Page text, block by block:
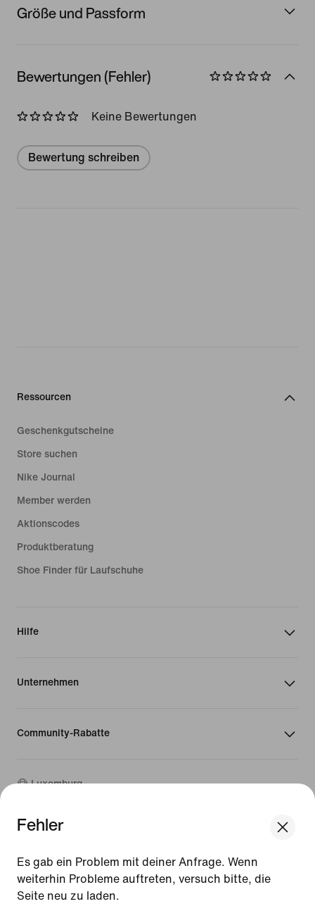
Update your location?
Luxemburg
Fehler
Es gab ein Problem mit deiner Anfrage. Wenn
weiterhin Probleme auftreten, versuch bitte, die
Seite neu zu laden.
Größe und Passform
Bewertungen (Fehler)
Keine Bewertungen
Bewertung schreiben
Ressourcen
Geschenkgutscheine
Store suchen
Nike Journal
Member werden
Aktionscodes
Produktberatung
Shoe Finder für Laufschuhe
Hilfe
Unternehmen
Community-Rabatte
Luxemburg
© 2026Nike, Inc. Alle Rechte vorbehalten
Nutzungsbedingungen
Verkaufsbedingungen
Impressum